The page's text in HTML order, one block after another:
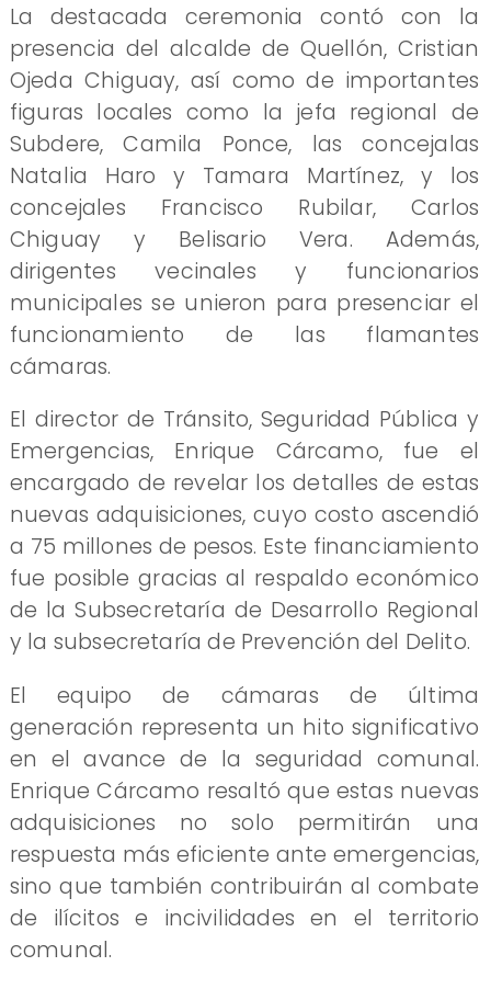
La destacada ceremonia contó con la
presencia del alcalde de Quellón, Cristian
Ojeda Chiguay, así como de importantes
figuras locales como la jefa regional de
Subdere, Camila Ponce, las concejalas
Natalia Haro y Tamara Martínez, y los
concejales Francisco Rubilar, Carlos
Chiguay y Belisario Vera. Además,
dirigentes vecinales y funcionarios
municipales se unieron para presenciar el
funcionamiento de las flamantes
cámaras.
El director de Tránsito, Seguridad Pública y
Emergencias, Enrique Cárcamo, fue el
encargado de revelar los detalles de estas
nuevas adquisiciones, cuyo costo ascendió
a 75 millones de pesos. Este financiamiento
fue posible gracias al respaldo económico
de la Subsecretaría de Desarrollo Regional
y la subsecretaría de Prevención del Delito.
El equipo de cámaras de última
generación representa un hito significativo
en el avance de la seguridad comunal.
Enrique Cárcamo resaltó que estas nuevas
adquisiciones no solo permitirán una
respuesta más eficiente ante emergencias,
sino que también contribuirán al combate
de ilícitos e incivilidades en el territorio
comunal.